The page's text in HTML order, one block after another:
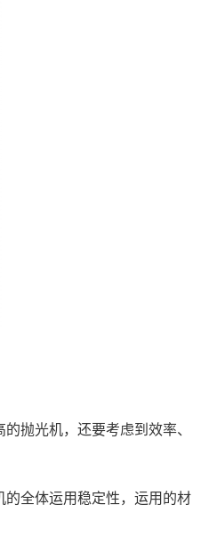
抛光机，还要考虑到效率、
全体运用稳定性，运用的材